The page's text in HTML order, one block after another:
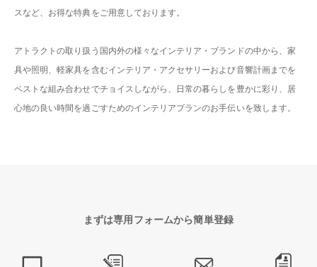
スなど、お得な特典をご用意しております。
アトラクトの取り扱う国内外の様々なインテリア・ブランドの中から、家
具や照明、軽家具を含むインテリア・アクセサリーおよび音響計画までを
ベストな組み合わせでチョイスしながら、日常の暮らしを豊かに彩り、居
心地の良い時間を過ごすためのインテリアプランのお手伝いを致します。
まずは専用フォームから簡単登録